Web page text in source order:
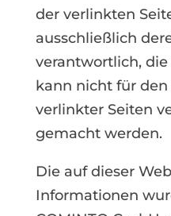
der verlinkten
ausschließlich
verantwortlich, die
kann nicht für
verlinkter Seiten
gemacht werden.
Die auf dieser
Informationen